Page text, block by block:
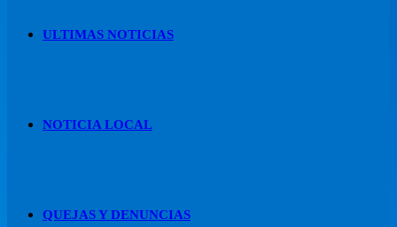
ULTIMAS NOTICIAS
NOTICIA LOCAL
QUEJAS Y DENUNCIAS